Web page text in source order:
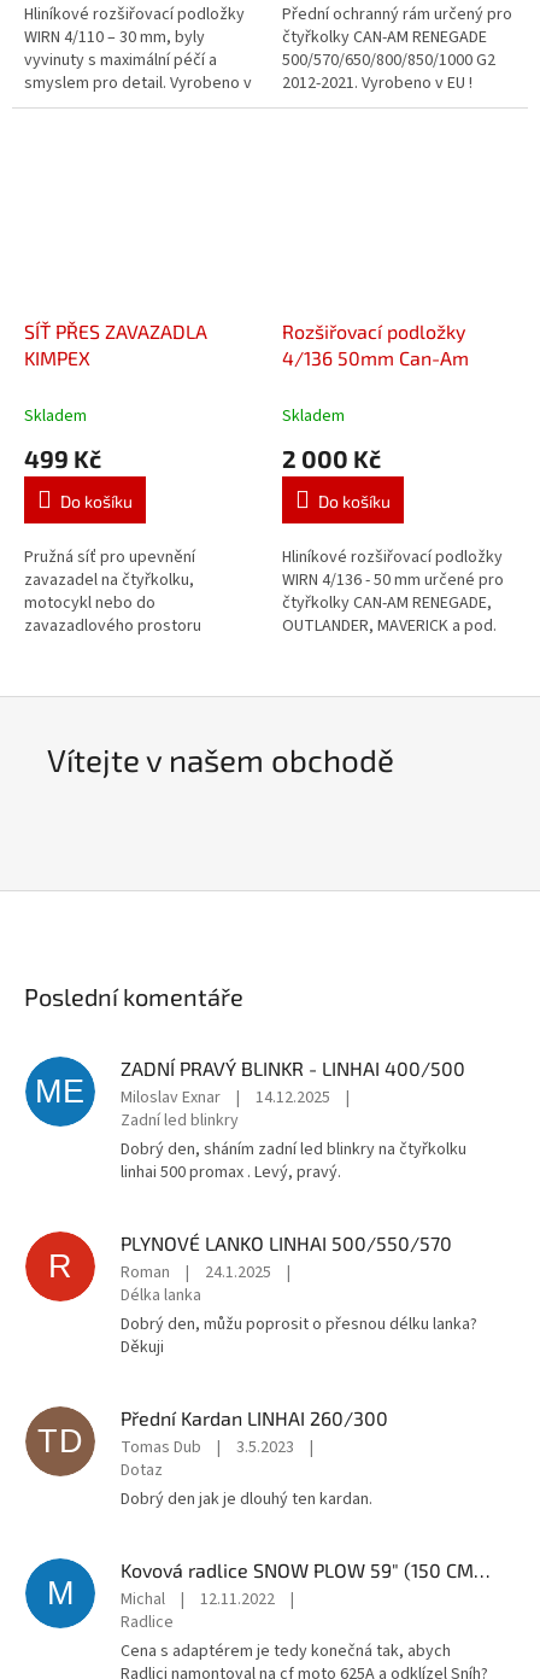
5
hvězdiček.
Hliníkové rozšiřovací podložky
WIRN 4/110 – 30 mm, byly
vyvinuty s maximální péčí a
smyslem pro detail. Vyrobeno v
EU. Nedovážejí se z Číny.
5
hvězdiček.
Přední ochranný rám určený pro
čtyřkolky CAN-AM RENEGADE
500/570/650/800/850/1000 G2
2012-2021. Vyrobeno v EU !
Vysoce kvalitně nárazníky
SÍŤ PŘES ZAVAZADLA
KIMPEX
Skladem
499 Kč
Do košíku
Pružná síť pro upevnění
zavazadel na čtyřkolku,
motocykl nebo do
zavazadlového prostoru
76 cm
Rozšiřovací podložky
4/136 50mm Can-Am
Skladem
2 000 Kč
Do košíku
Hliníkové rozšiřovací podložky
WIRN 4/136 - 50 mm určené pro
čtyřkolky CAN-AM RENEGADE,
OUTLANDER, MAVERICK a pod.
Vítejte v našem obchodě
Poslední komentáře
ME
ZADNÍ PRAVÝ BLINKR - LINHAI 400/500
Miloslav Exnar | 14.12.2025
|
Zadní led blinkry
Dobrý den, sháním zadní led blinkry na čtyřkolku
linhai 500 promax . Levý, pravý.
R
PLYNOVÉ LANKO LINHAI 500/550/570
Roman | 24.1.2025
|
Délka lanka
Dobrý den, můžu poprosit o přesnou délku lanka?
Děkuji
TD
Přední Kardan LINHAI 260/300
Tomas Dub | 3.5.2023
|
Dotaz
Dobrý den jak je dlouhý ten kardan.
M Michal | 12.11.2022
|
Radlice
Cena s adaptérem je tedy konečná tak, abych
Radlici namontoval na cf moto 625A a odklízel Sníh?